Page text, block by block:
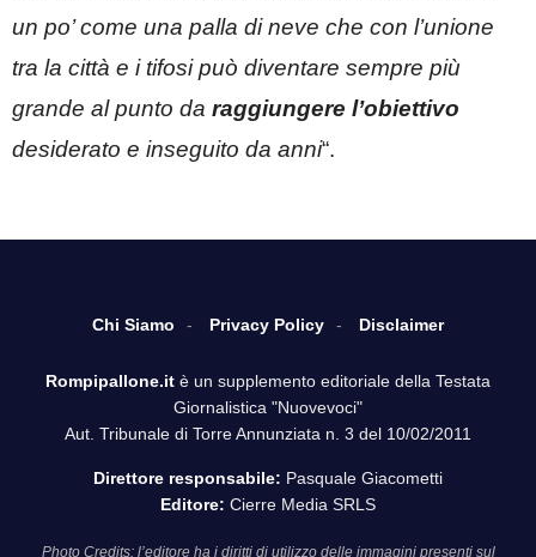
un po’ come una palla di neve che con l’unione
tra la città e i tifosi può diventare sempre più
grande al punto da raggiungere l’obiettivo
desiderato e inseguito da anni“.
Chi Siamo Privacy Policy Disclaimer
Rompipallone.it è un supplemento editoriale della Testata
Giornalistica "Nuovevoci"
Aut. Tribunale di Torre Annunziata n. 3 del 10/02/2011
Direttore responsabile: Pasquale Giacometti
Editore: Cierre Media SRLS
Photo Credits: l’editore ha i diritti di utilizzo delle immagini presenti sul